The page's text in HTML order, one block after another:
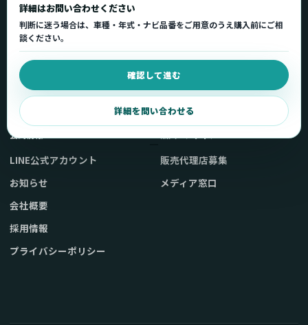
詳細はお問い合わせください
判断に迷う場合は、車種・年式・ナビ品番をご用意のうえ購入前にご相
談ください。
確認して進む
詳細を問い合わせる
製品一覧
車種適合を確認
用途から製品を選ぶ
取扱店舗・購入先
弊社販売ストアへ
使い方ガイド
Q&A・症状別サポート
起動不良復旧サービス
公式情報
LINE公式アカウント
お知らせ
会社概要
採用情報
プライバシーポリシー
販売代理店募集
メディア窓口